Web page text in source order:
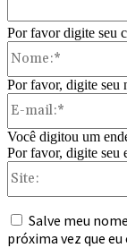
Por favor digite seu
Por favor, digite seu
Você digitou um
Por favor, digite seu
Salve meu
próxima vez que